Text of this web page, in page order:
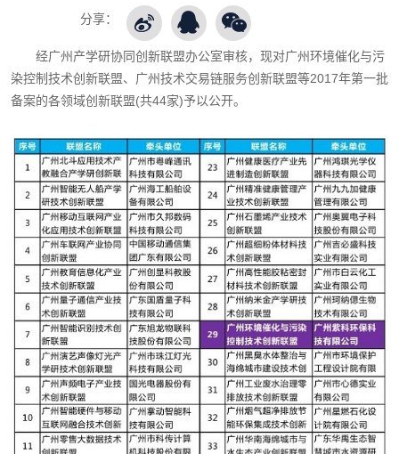
分享：
经广州产学研协同创新联盟办公室审核，现对广州环境催化与污
染控制技术创新联盟、广州技术交易链服务创新联盟等2017年第一批
备案的各领域创新联盟(共44家)予以公开。